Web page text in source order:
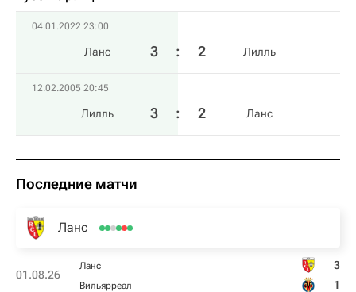
04.01.2022 23:00
Ланс 3 : 2 Лилль
12.02.2005 20:45
Лилль 3 : 2 Ланс
Последние матчи
Ланс
01.08.26
Ланс 3
Вильярреал 1